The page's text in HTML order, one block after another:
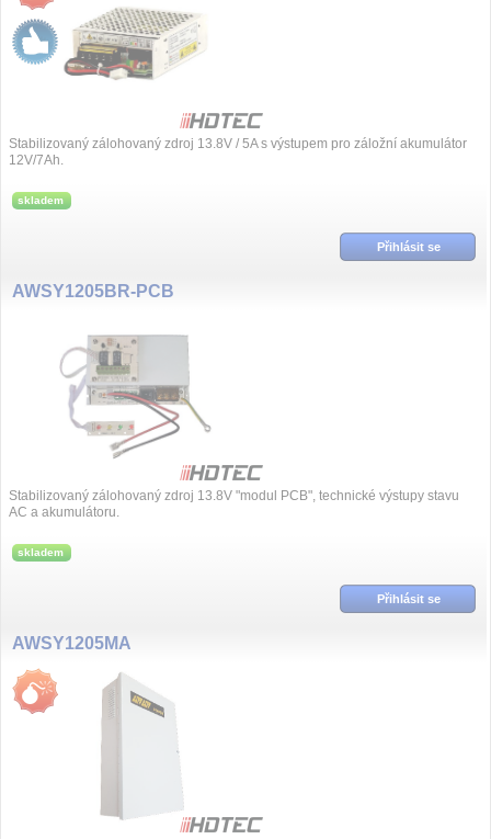
Stabilizovaný zálohovaný zdroj 13.8V / 5A s výstupem pro záložní akumulátor
12V/7Ah.
skladem
Přihlásit se
AWSY1205BR-PCB
Stabilizovaný zálohovaný zdroj 13.8V "modul PCB", technické výstupy stavu
AC a akumulátoru.
skladem
Přihlásit se
AWSY1205MA